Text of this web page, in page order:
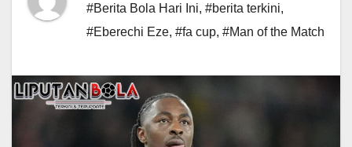
#Berita Bola Hari Ini, #berita terkini,
#Eberechi Eze, #fa cup, #Man of the Match